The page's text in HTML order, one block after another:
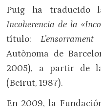
Puig ha traducido
Incoherencia de la
título:
Autònoma de
2005), a partir de
(Beirut, 1987).
En 2009, la